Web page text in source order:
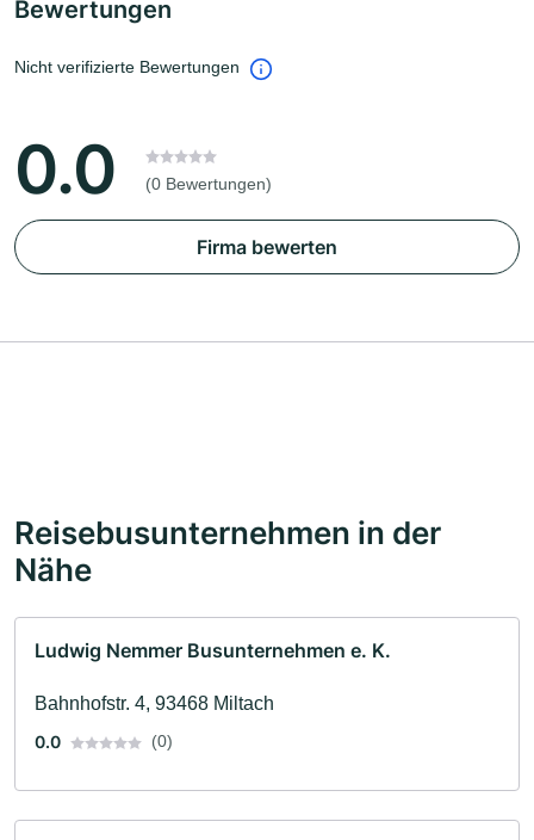
Bewertungen
Nicht verifizierte Bewertungen
0.0 (0 Bewertungen)
Firma bewerten
Reisebusunternehmen in der
Nähe
Ludwig Nemmer Busunternehmen e. K.
Bahnhofstr. 4, 93468 Miltach
0.0
(0)